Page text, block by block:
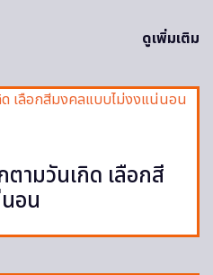
ดูเพิ่มเติม
ามวันเกิด เลือกสี
อน